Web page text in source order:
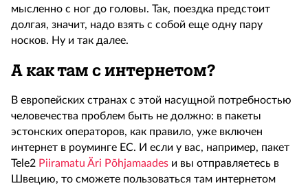
мысленно с ног до головы. Так, поездка предстоит
долгая, значит, надо взять с собой еще одну пару
носков. Ну и так далее.
А как там с интернетом?
В европейских странах с этой насущной потребностью
человечества проблем быть не должно: в пакеты
эстонских операторов, как правило, уже включен
интернет в роуминге ЕС. И если у вас, например, пакет
Tele2 Piiramatu Äri Põhjamaades и вы отправляетесь в
Швецию, то сможете пользоваться там интернетом